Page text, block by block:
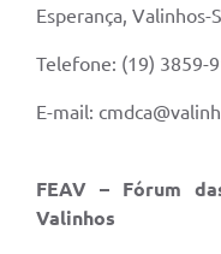
Esperança, Valinhos-
Telefone: (19) 3859-
E-mail:
FEAV – Fórum
Valinhos